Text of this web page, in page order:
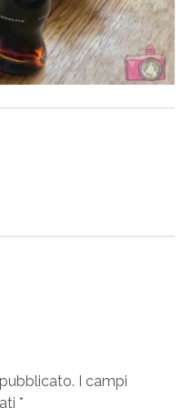
I campi
*